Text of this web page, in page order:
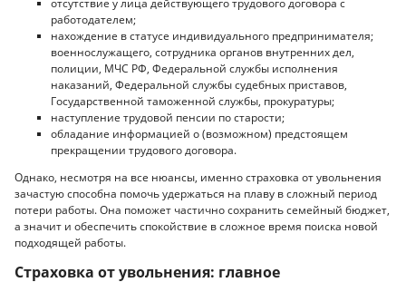
отсутствие у лица действующего трудового договора с
работодателем;
нахождение в статусе индивидуального предпринимателя;
военнослужащего, сотрудника органов внутренних дел,
полиции, МЧС РФ, Федеральной службы исполнения
наказаний, Федеральной службы судебных приставов,
Государственной таможенной службы, прокуратуры;
наступление трудовой пенсии по старости;
обладание информацией о (возможном) предстоящем
прекращении трудового договора.
Однако, несмотря на все нюансы, именно страховка от увольнения
зачастую способна помочь удержаться на плаву в сложный период
потери работы. Она поможет частично сохранить семейный бюджет,
а значит и обеспечить спокойствие в сложное время поиска новой
подходящей работы.
Страховка от увольнения: главное